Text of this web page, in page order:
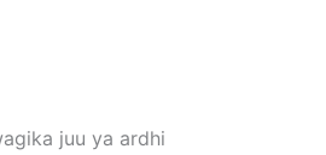
juu ya ardhi